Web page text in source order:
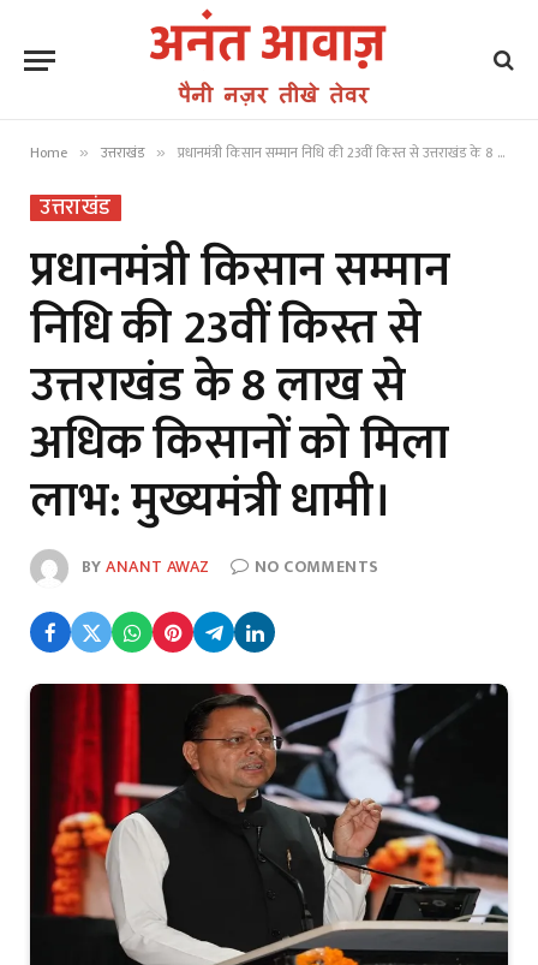
Home » उत्तराखंड » प्रधानमंत्री किसान सम्मान निधि की 23वीं किस्त से उत्तराखंड के 8 लाख से अधिक किसानों को मिला लाभ: मुख्यमंत्री धामी।
उत्तराखंड
प्रधानमंत्री किसान सम्मान
निधि की 23वीं किस्त से
उत्तराखंड के 8 लाख से
अधिक किसानों को मिला
लाभ: मुख्यमंत्री धामी।
BYANANT AWAZ NO COMMENTS